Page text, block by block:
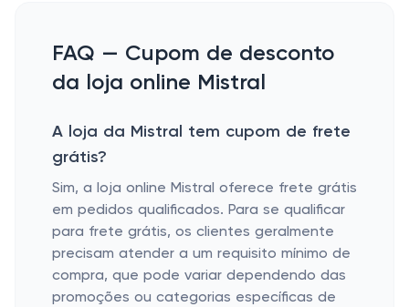
FAQ — Cupom de desconto
da loja online Mistral
A loja da Mistral tem cupom de frete
grátis?
Sim, a loja online Mistral oferece frete grátis
em pedidos qualificados. Para se qualificar
para frete grátis, os clientes geralmente
precisam atender a um requisito mínimo de
compra, que pode variar dependendo das
promoções ou categorias específicas de